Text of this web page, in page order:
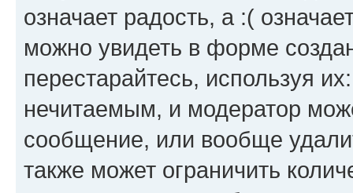
означает радость, а :(
можно увидеть в форме
перестарайтесь, используя
нечитаемым, и модератор
сообщение, или вообще
также может ограничить